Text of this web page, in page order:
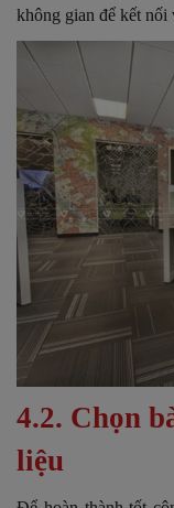
không gian để kết nối
4.2. Chọn
liệu